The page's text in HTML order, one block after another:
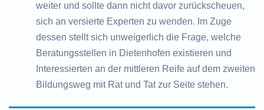
weiter und sollte dann nicht davor zurückscheuen,
sich an versierte Experten zu wenden. Im Zuge
dessen stellt sich unweigerlich die Frage, welche
Beratungsstellen in Dietenhofen existieren und
Interessierten an der mittleren Reife auf dem zweiten
Bildungsweg mit Rat und Tat zur Seite stehen.